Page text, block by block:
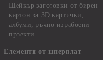
Шейкър заготовки от бирен
картон за 3D картички,
албуми, ръчно израбоени
проекти
Елементи от шперплат